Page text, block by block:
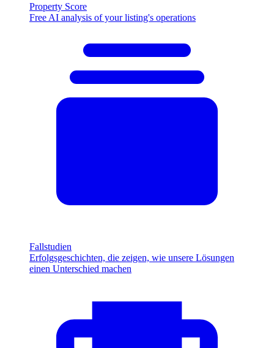
Property Score
Free AI analysis of your listing's operations
Fallstudien
Erfolgsgeschichten, die zeigen, wie unsere Lösungen
einen Unterschied machen